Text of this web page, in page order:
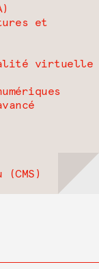
et
virtuelle